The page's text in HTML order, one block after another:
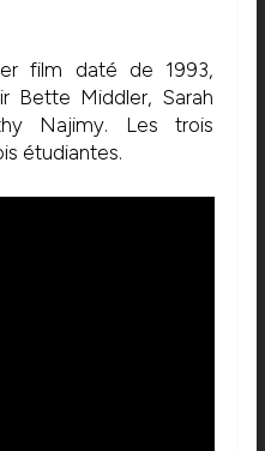
film daté de 1993,
Bette Middler, Sarah
Najimy. Les trois
étudiantes.